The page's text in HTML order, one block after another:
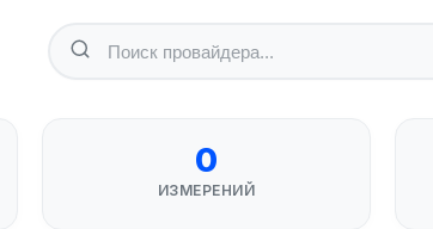
0
ИЗМЕРЕНИЙ